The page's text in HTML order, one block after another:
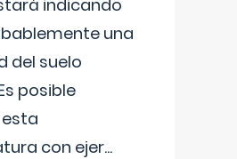
indicando
una
del suelo
posible
con ejer...